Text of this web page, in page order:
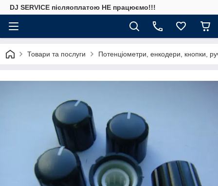
DJ SERVICE пiсляоплатою НЕ працюємо!!!
Товари та послуги Потенціометри, енкодери, кнопки,